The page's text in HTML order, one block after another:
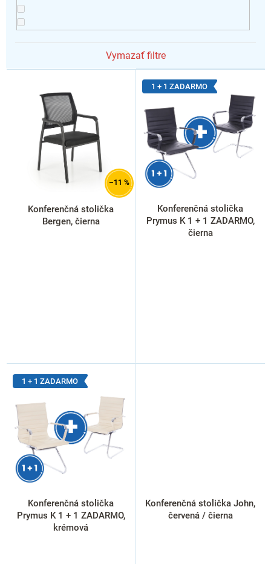
Vymazať filtre
V
–11 %
Konferenčná stolička
Bergen, čierna
1 + 1 ZADARMO
Konferenčná stolička
Prymus K 1 + 1 ZADARMO,
čierna
1 + 1 ZADARMO
Konferenčná stolička
Prymus K 1 + 1 ZADARMO,
krémová
Konferenčná stolička John,
červená / čierna